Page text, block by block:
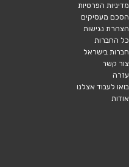
מדיניות הפרטיות
הסכם מעסיקים
הצהרת נגישות
כל החברות
חברות בישראל
צור קשר
עזרה
בואו לעבוד אצלנו
אודות